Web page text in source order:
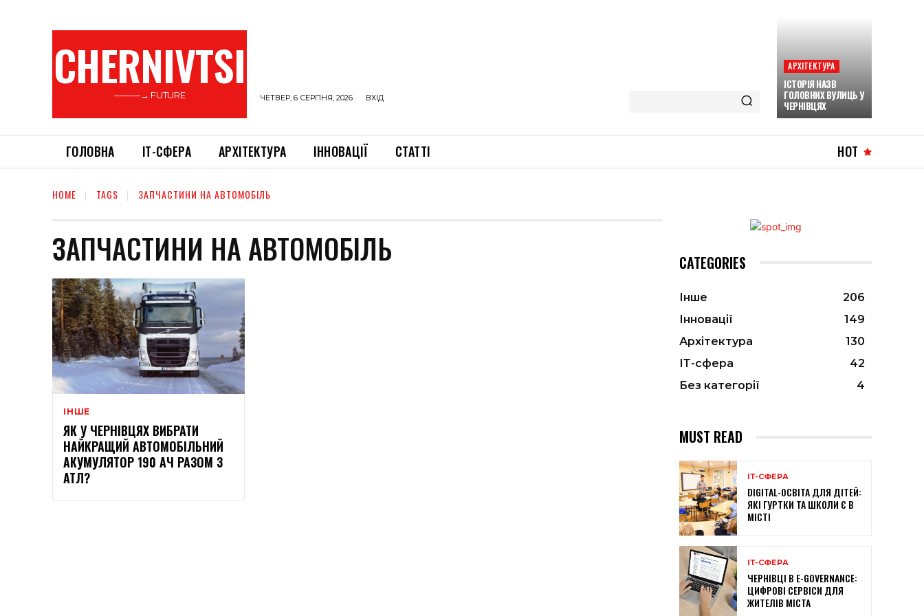
CHERNIVTSI
———→ FUTURE ЧЕТВЕР, 6 СЕРПНЯ, 2026 ВХІД
АРХІТЕКТУРА
ІСТОРІЯ НАЗВ
ГОЛОВНИХ ВУЛИЦЬ У
ЧЕРНІВЦЯХ
ГОЛОВНА ІТ-СФЕРА АРХІТЕКТУРА ІННОВАЦІЇ СТАТТІ HOT
HOME TAGS ЗАПЧАСТИНИ НА АВТОМОБІЛЬ
ЗАПЧАСТИНИ НА АВТОМОБІЛЬ
ІНШЕ
ЯК У ЧЕРНІВЦЯХ ВИБРАТИ
НАЙКРАЩИЙ АВТОМОБІЛЬНИЙ
АКУМУЛЯТОР 190 АЧ РАЗОМ З
АТЛ?
CATEGORIES
Інше
206
Інновації
149
Архітектура
130
ІТ-сфера
42
Без категорії
4
MUST READ
ІТ-СФЕРА
DIGITAL-ОСВІТА ДЛЯ ДІТЕЙ:
ЯКІ ГУРТКИ ТА ШКОЛИ Є В
МІСТІ
ІТ-СФЕРА
ЧЕРНІВЦІ В E-GOVERNANCE:
ЦИФРОВІ СЕРВІСИ ДЛЯ
ЖИТЕЛІВ МІСТА